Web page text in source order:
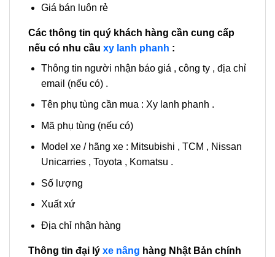
Giá bán luôn rẻ
Các thông tin quý khách hàng cần cung cấp
nếu có nhu cầu xy lanh phanh :
Thông tin người nhận báo giá , công ty , địa chỉ
email (nếu có) .
Tên phụ tùng cần mua : Xy lanh phanh .
Mã phụ tùng (nếu có)
Model xe / hãng xe : Mitsubishi , TCM , Nissan
Unicarries , Toyota , Komatsu .
Số lượng
Xuất xứ
Địa chỉ nhận hàng
Thông tin đại lý xe nâng hàng Nhật Bản chính